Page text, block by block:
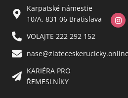
Karpatské námestie
10/A, 831 06 Bratislava
VOLAJTE 222 292 152
KARIÉRA PRO
ŘEMESLNÍKY